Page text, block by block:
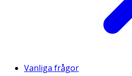
Vanliga frågor